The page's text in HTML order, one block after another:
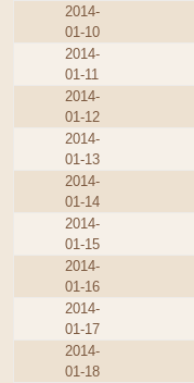
2014-
01-10
2014-
01-11
2014-
01-12
2014-
01-13
2014-
01-14
2014-
01-15
2014-
01-16
2014-
01-17
2014-
01-18